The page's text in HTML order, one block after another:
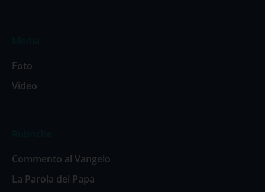
Foto
Video
Commento al Vangelo
La Parola del Papa